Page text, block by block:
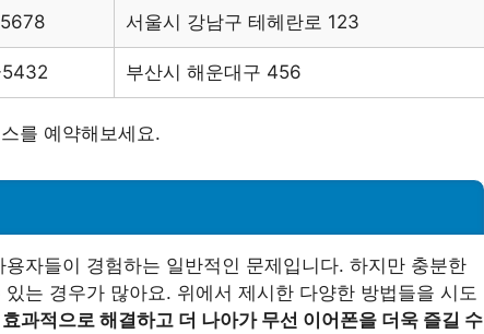
서울시 강남구 테헤란로 123
부산시 해운대구 456
를 예약해보세요.
자들이 경험하는 일반적인 문제입니다. 하지만 충분한
는 경우가 많아요. 위에서 제시한 다양한 방법들을 시도
과적으로 해결하고 더 나아가 무선 이어폰을 더욱 즐길 수